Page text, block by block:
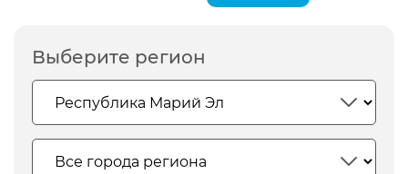
Выберите регион